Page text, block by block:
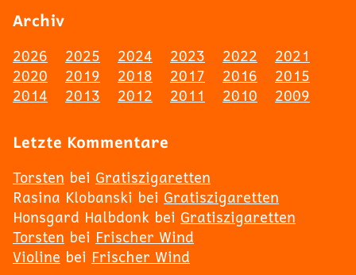
Archiv
2026 2025 2024 2023 2022
2021
2020
2019 2018 2017 2016
2015
2014
2013 2012 2011 2010 2009
Letzte Kommentare
Torsten bei Gratiszigaretten
Rasina Klobanski bei Gratiszigaretten
Honsgard Halbdonk bei Gratiszigaretten
Torsten bei Frischer Wind
Violine bei Frischer Wind